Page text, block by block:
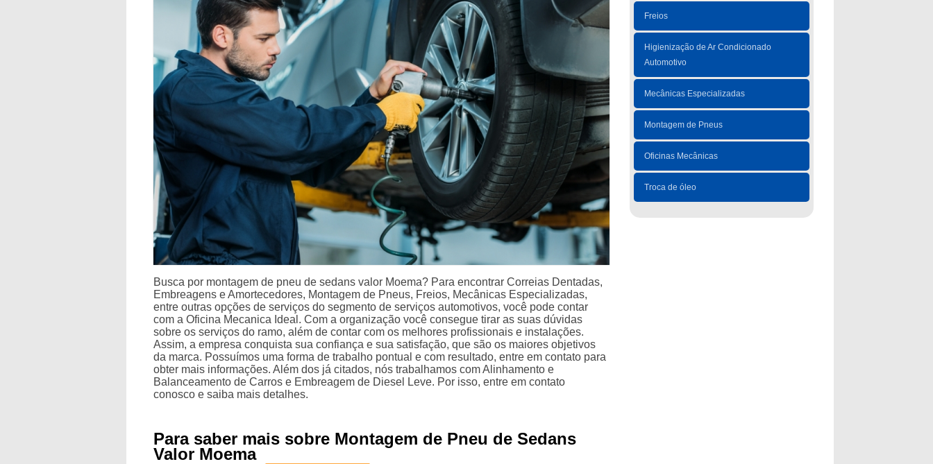
Freios
Higienização de Ar Condicionado
Automotivo
Mecânicas Especializadas
Montagem de Pneus
Oficinas Mecânicas
Troca de óleo
Busca por montagem de pneu de sedans valor Moema? Para encontrar Correias Dentadas,
Embreagens e Amortecedores, Montagem de Pneus, Freios, Mecânicas Especializadas,
entre outras opções de serviços do segmento de serviços automotivos, você pode contar
com a Oficina Mecanica Ideal. Com a organização você consegue tirar as suas dúvidas
sobre os serviços do ramo, além de contar com os melhores profissionais e instalações.
Assim, a empresa conquista sua confiança e sua satisfação, que são os maiores objetivos
da marca. Possuímos uma forma de trabalho pontual e com resultado, entre em contato para
obter mais informações. Além dos já citados, nós trabalhamos com Alinhamento e
Balanceamento de Carros e Embreagem de Diesel Leve. Por isso, entre em contato
conosco e saiba mais detalhes.
Para saber mais sobre Montagem de Pneu de Sedans
Valor Moema